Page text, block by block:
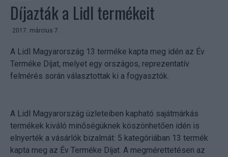
Díjazták a Lidl termékeit
2017. március 7.
A Lidl Magyarország 13 terméke kapta meg idén az Év
Terméke Díjat, melyet egy országos, reprezentatív
felmérés során választottak ki a fogyasztók.
A Lidl Magyarország üzleteiben kapható sajátmárkás
termékek kiváló minőségüknek köszönhetően idén is
elnyerték a vásárlók bizalmát: 5 kategóriában 13 termék
kapta meg az Év Terméke Díjat. A megmérettetésen az